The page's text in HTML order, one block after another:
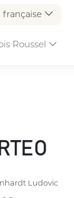
Roussel
Ludovic